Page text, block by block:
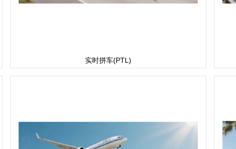
实时拼车(PTL)